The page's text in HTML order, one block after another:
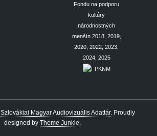
Fondu na podporu
kultúry
národnostných
menšín 2018, 2019,
2020, 2022, 2023,
2024, 2025
Szlovákiai Magyar Audiovizuális Adattár. Proudly
designed by Theme Junkie.